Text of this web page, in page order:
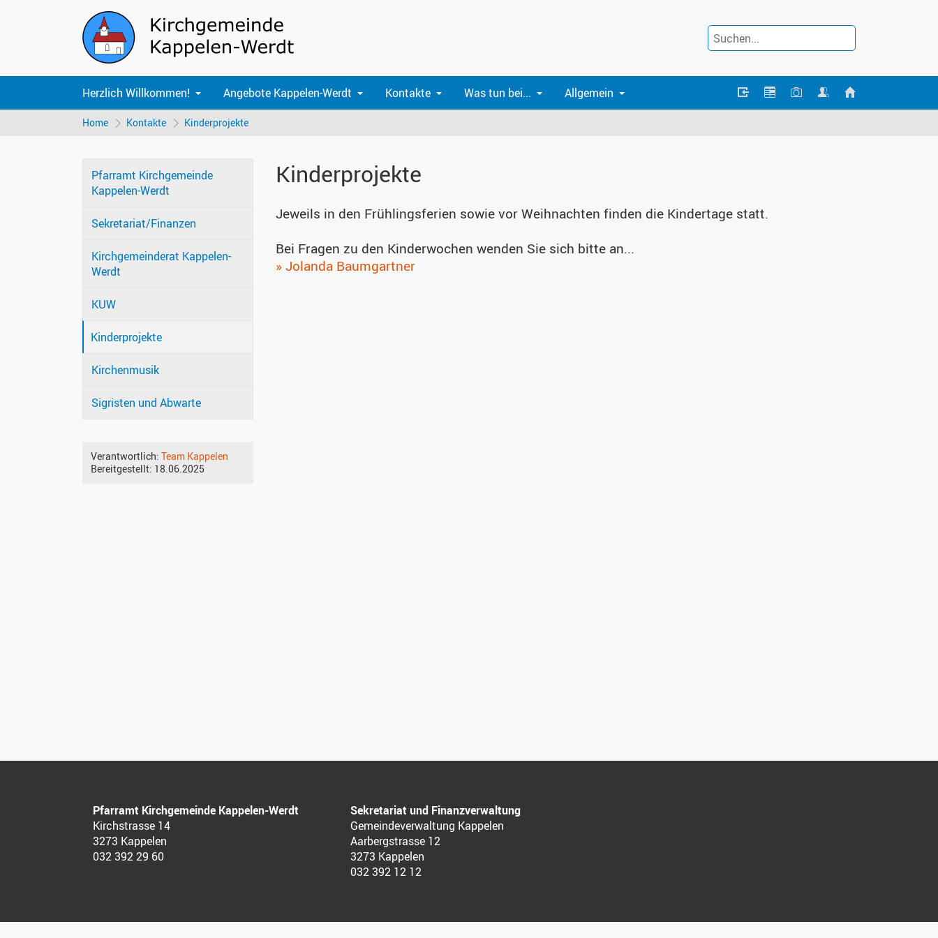
Herzlich Willkommen! Angebote Kappelen-Werdt Kontakte Was tun bei... Allgemein
Home Kontakte Kinderprojekte
Pfarramt Kirchgemeinde
Kappelen-Werdt
Sekretariat/Finanzen
Kirchgemeinderat Kappelen-
Werdt
KUW
Kinderprojekte
Kirchenmusik
Sigristen und Abwarte
Verantwortlich: Team Kappelen
Bereitgestellt: 18.06.2025
Kinderprojekte
Jeweils in den Frühlingsferien sowie vor Weihnachten finden die Kindertage statt.
Bei Fragen zu den Kinderwochen wenden Sie sich bitte an...
» Jolanda Baumgartner
Pfarramt Kirchgemeinde Kappelen-Werdt
Kirchstrasse 14
3273 Kappelen
032 392 29 60
Sekretariat und Finanzverwaltung
Gemeindeverwaltung Kappelen
Aarbergstrasse 12
3273 Kappelen
032 392 12 12